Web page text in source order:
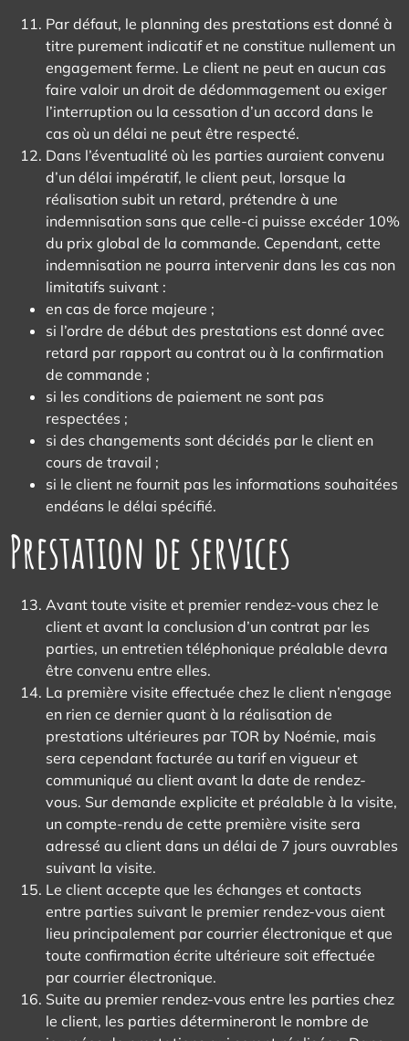
Par défaut, le planning des prestations est donné à
titre purement indicatif et ne constitue nullement un
engagement ferme. Le client ne peut en aucun cas
faire valoir un droit de dédommagement ou exiger
l’interruption ou la cessation d’un accord dans le
cas où un délai ne peut être respecté.
Dans l’éventualité où les parties auraient convenu
d’un délai impératif, le client peut, lorsque la
réalisation subit un retard, prétendre à une
indemnisation sans que celle-ci puisse excéder 10%
du prix global de la commande. Cependant, cette
indemnisation ne pourra intervenir dans les cas non
limitatifs suivant :
en cas de force majeure ;
si l’ordre de début des prestations est donné avec
retard par rapport au contrat ou à la confirmation
de commande ;
si les conditions de paiement ne sont pas
respectées ;
si des changements sont décidés par le client en
cours de travail ;
si le client ne fournit pas les informations souhaitées
endéans le délai spécifié.
Prestation de services
Avant toute visite et premier rendez-vous chez le
client et avant la conclusion d’un contrat par les
parties, un entretien téléphonique préalable devra
être convenu entre elles.
La première visite effectuée chez le client n’engage
en rien ce dernier quant à la réalisation de
prestations ultérieures par TOR by Noémie, mais
sera cependant facturée au tarif en vigueur et
communiqué au client avant la date de rendez-
vous. Sur demande explicite et préalable à la visite,
un compte-rendu de cette première visite sera
adressé au client dans un délai de 7 jours ouvrables
suivant la visite.
Le client accepte que les échanges et contacts
entre parties suivant le premier rendez-vous aient
lieu principalement par courrier électronique et que
toute confirmation écrite ultérieure soit effectuée
par courrier électronique.
Suite au premier rendez-vous entre les parties chez
le client, les parties détermineront le nombre de